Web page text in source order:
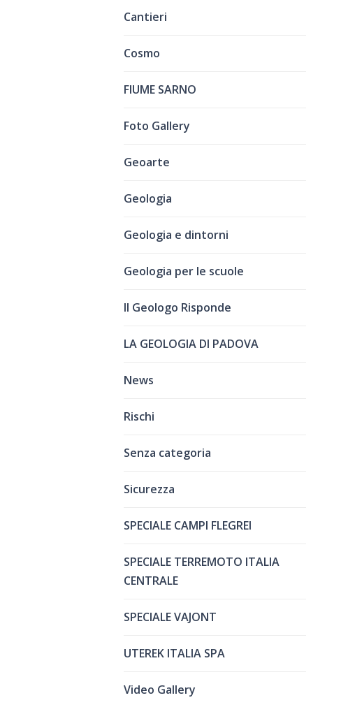
Cantieri
Cosmo
FIUME SARNO
Foto Gallery
Geoarte
Geologia
Geologia e dintorni
Geologia per le scuole
Il Geologo Risponde
LA GEOLOGIA DI PADOVA
News
Rischi
Senza categoria
Sicurezza
SPECIALE CAMPI FLEGREI
SPECIALE TERREMOTO ITALIA
CENTRALE
SPECIALE VAJONT
UTEREK ITALIA SPA
Video Gallery